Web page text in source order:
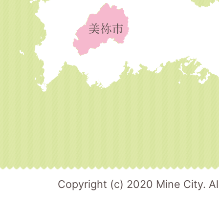
Copyright (c) 2020 Mine City.